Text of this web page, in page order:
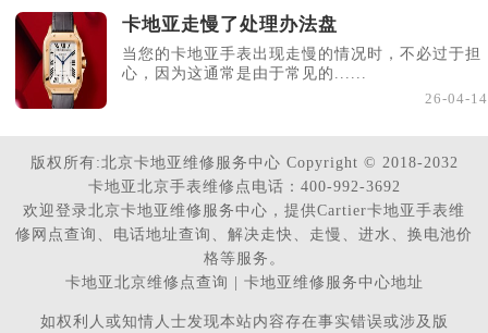
卡地亚走慢了处理办法盘
当您的卡地亚手表出现走慢的情况时，不必过于担
心，因为这通常是由于常见的......
26-04-14
版权所有:北京卡地亚维修服务中心 Copyright © 2018-2032
卡地亚北京手表维修点电话：400-992-3692
欢迎登录北京卡地亚维修服务中心，提供Cartier卡地亚手表维
修网点查询、电话地址查询、解决走快、走慢、进水、换电池价
格等服务。
卡地亚北京维修点查询 | 卡地亚维修服务中心地址
如权利人或知情人士发现本站内容存在事实错误或涉及版